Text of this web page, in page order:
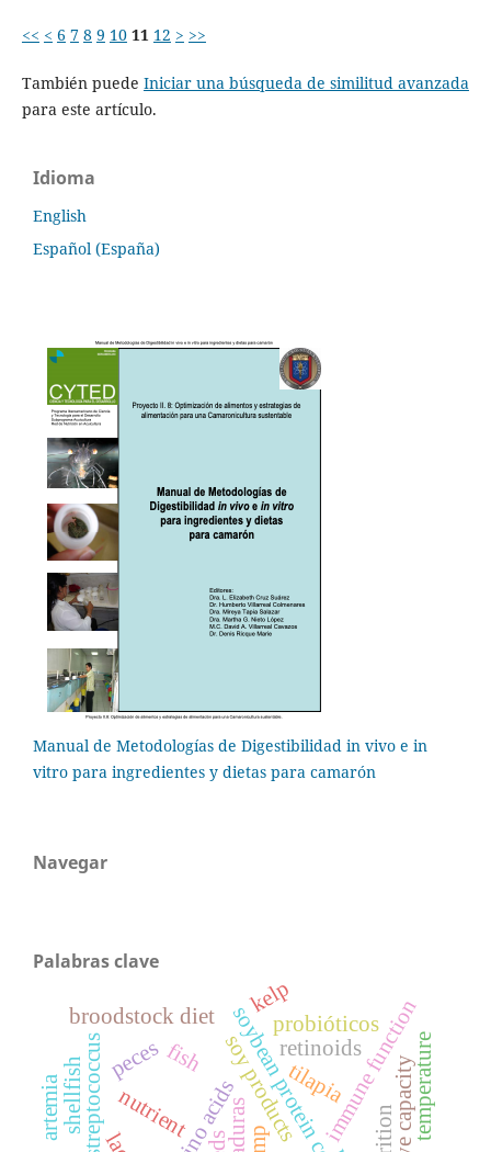
<< < 6 7 8 9 10 11 12 > >>
También puede Iniciar una búsqueda de similitud avanzada
para este artículo.
Idioma
English
Español (España)
Manual de Metodologías de Digestibilidad in vivo e in
vitro para ingredientes y dietas para camarón
Navegar
Palabras clave
soy products
amino acids
fish
nutrient immune function
broodstock diet probióticos
tilapia
streptococcus temperature
peces
shellfish
artemia
retinoids
kelp